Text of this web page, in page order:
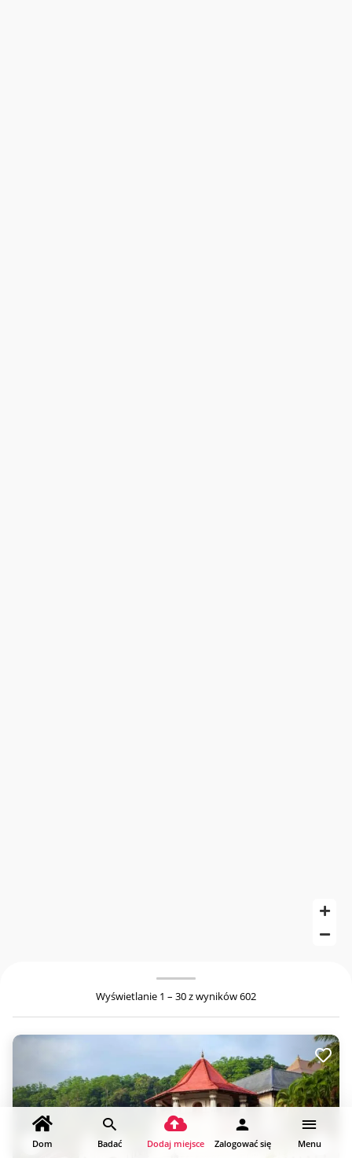
Wyświetlanie 1 – 30 z wyników 602
Dom Badać Dodaj miejsce Zalogować się Menu